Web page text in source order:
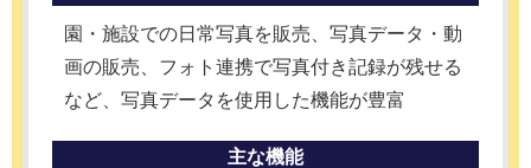
園・施設での日常写真を販売、写真データ・動
画の販売、フォト連携で写真付き記録が残せる
など、写真データを使用した機能が豊富
主な機能